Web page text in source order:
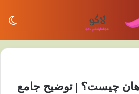
چیست؟ | توضیح جامع